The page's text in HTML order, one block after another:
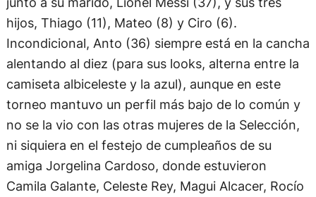
hijos, Thiago (11), Mateo (8) y Ciro (6).
Incondicional, Anto (36) siempre está en la cancha
alentando al diez (para sus looks, alterna entre la
camiseta albiceleste y la azul), aunque en este
torneo mantuvo un perfil más bajo de lo común y
no se la vio con las otras mujeres de la Selección,
ni siquiera en el festejo de cumpleaños de su
amiga Jorgelina Cardoso, donde estuvieron
Camila Galante, Celeste Rey, Magui Alcacer, Rocío